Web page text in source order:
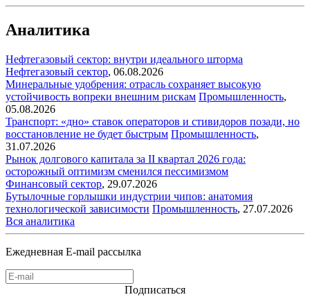
Аналитика
Нефтегазовый сектор: внутри идеального шторма
Нефтегазовый сектор, 06.08.2026
Минеральные удобрения: отрасль сохраняет высокую
устойчивость вопреки внешним рискам Промышленность,
05.08.2026
Транспорт: «дно» ставок операторов и стивидоров позади, но
восстановление не будет быстрым Промышленность,
31.07.2026
Рынок долгового капитала за II квартал 2026 года:
осторожный оптимизм сменился пессимизмом
Финансовый сектор, 29.07.2026
Бутылочные горлышки индустрии чипов: анатомия
технологической зависимости Промышленность, 27.07.2026
Вся аналитика
Ежедневная E-mail рассылка
Подписаться